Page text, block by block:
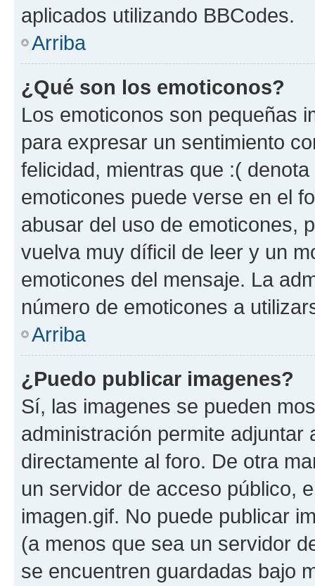
aplicados utilizando BBCodes.
Arriba
¿Qué son los emoticonos?
Los emoticonos son pequeñas
para expresar un sentimiento
felicidad, mientras que :(
emoticones puede verse en el
abusar del uso de emoticones,
vuelva muy díficil de leer y un
emoticones del mensaje. La
número de emoticones a
Arriba
¿Puedo publicar imagenes?
Sí, las imagenes se pueden
administración permite
directamente al foro. De otra
un servidor de acceso público,
imagen.gif. No puede publicar
(a menos que sea un servidor
se encuentren guardadas bajo